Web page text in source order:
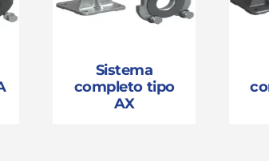
Sistema
completo tipo
AX